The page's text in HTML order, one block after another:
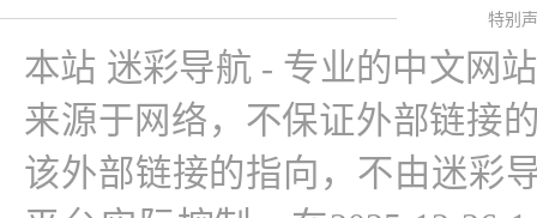
特别
本站 迷彩导航 - 专业的中文网
来源于网络，不保证外部链接
该外部链接的指向，不由迷彩